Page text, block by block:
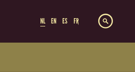
NL EN ES FR